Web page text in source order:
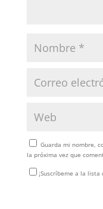
Guarda mi nombre,
la próxima vez que
¡Suscríbeme a la lista